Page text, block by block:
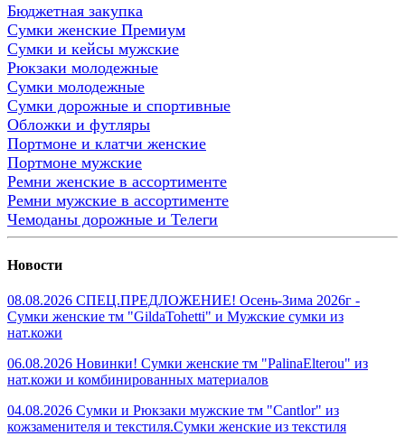
Бюджетная закупка
Сумки женские Премиум
Сумки и кейсы мужские
Рюкзаки молодежные
Сумки молодежные
Сумки дорожные и спортивные
Обложки и футляры
Портмоне и клатчи женские
Портмоне мужские
Ремни женские в ассортименте
Ремни мужские в ассортименте
Чемоданы дорожные и Телеги
Новости
08.08.2026 СПЕЦ.ПРЕДЛОЖЕНИЕ! Осень-Зима 2026г -
Сумки женские тм "GildaTohetti" и Мужские сумки из
нат.кожи
06.08.2026 Новинки! Сумки женские тм "PalinaElterou" из
нат.кожи и комбинированных материалов
04.08.2026 Сумки и Рюкзаки мужские тм "Cantlor" из
кожзаменителя и текстиля.Сумки женские из текстиля